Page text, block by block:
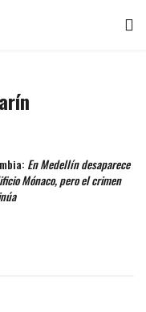
En Medellín desaparece
Mónaco, pero el crimen